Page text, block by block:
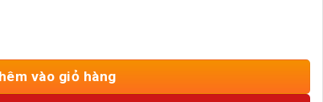
HD-OGM03 số lượng
vào giỏ hàng